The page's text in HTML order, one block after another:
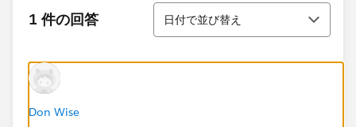
1 件の回答
並び替え
日付で並び替え
Don Wise